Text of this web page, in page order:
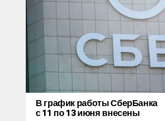
В график работы СберБанка
с 11 по 13 июня внесены